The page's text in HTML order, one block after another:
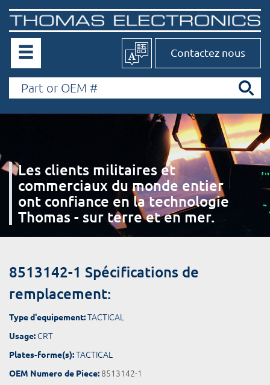
Contactez nous
Les clients militaires et
commerciaux du monde entier
ont confiance en la technologie
Thomas - sur terre et en mer.
8513142-1 Spécifications de
remplacement:
Type d'equipement:TACTICAL
Usage: CRT
Plates-forme(s):TACTICAL
OEM Numero de Piece: 8513142-1